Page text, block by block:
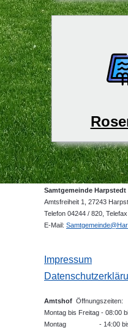
Samtgemeinde Harpstedt
Amtsfreiheit 1, 27243
Telefon 04244 / 820,
E-Mail:
Impressum
Amtshof Öffnungszeiten:
Montag bis Freitag - 08:00
Montag - 14:00 bis